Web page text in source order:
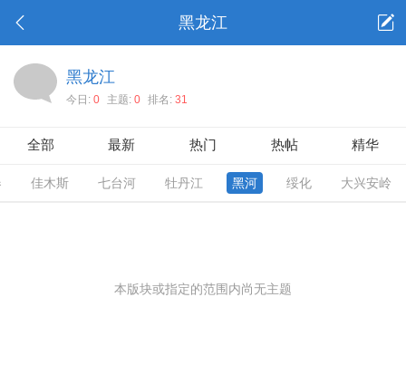
黑龙江
黑龙江
今日: 0 主题: 0 排名: 31
全部 最新 热门 热帖 精华
佳木斯 七台河 牡丹江 黑河 绥化 大兴安岭
本版块或指定的范围内尚无主题